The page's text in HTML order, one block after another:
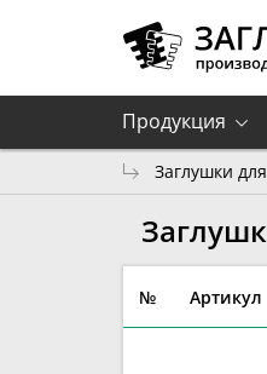
Продукция
Заглушки
№ Артикул